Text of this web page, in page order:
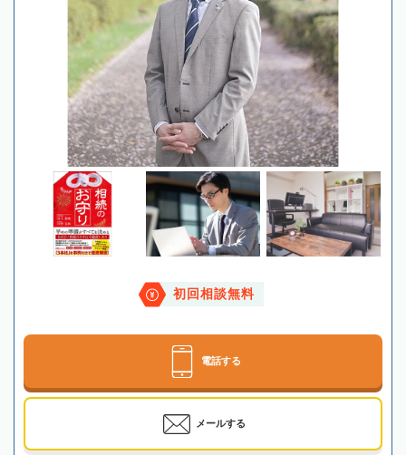
初回相談無料
電話する
メールする